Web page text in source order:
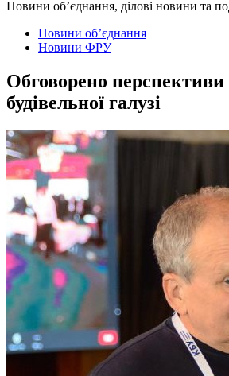
Новини об’єднання, ділові новини та
Новини об’єднання
Новини ФРУ
Обговорено перспективи
будівельної галузі